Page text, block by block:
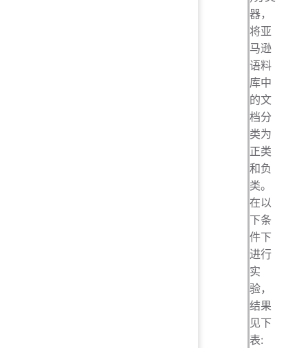
器，
将亚
马逊
语料
库中
的文
档分
类为
正类
和负
类。
在以
下条
件下
进行
实
验，
结果
见下
表: